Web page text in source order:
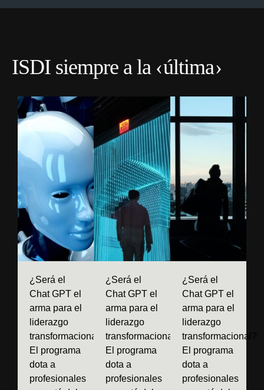
ISDI siempre a la última
¿Será el
Chat GPT el
arma para el
liderazgo
transformacional?
El programa
dota a
profesionales
¿Será el
Chat GPT el
arma para el
liderazgo
transformacional?
El programa
dota a
profesionales
¿Será el
Chat GPT el
arma para el
liderazgo
transformacional?
El programa
dota a
profesionales